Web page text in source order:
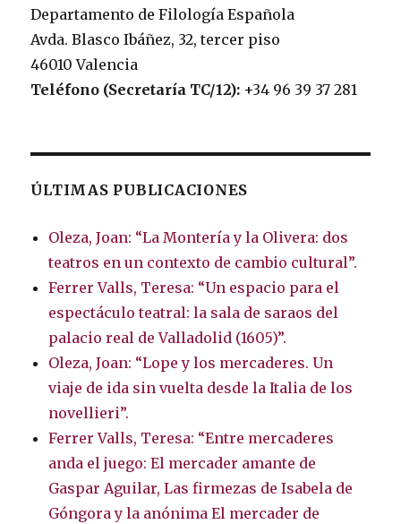
Departamento de Filología Española
Avda. Blasco Ibáñez, 32, tercer piso
46010 Valencia
Teléfono (Secretaría TC/12): +34 96 39 37 281
ÚLTIMAS PUBLICACIONES
Oleza, Joan: “La Montería y la Olivera: dos
teatros en un contexto de cambio cultural”.
Ferrer Valls, Teresa: “Un espacio para el
espectáculo teatral: la sala de saraos del
palacio real de Valladolid (1605)”.
Oleza, Joan: “Lope y los mercaderes. Un
viaje de ida sin vuelta desde la Italia de los
novellieri”.
Ferrer Valls, Teresa: “Entre mercaderes
anda el juego: El mercader amante de
Gaspar Aguilar, Las firmezas de Isabela de
Góngora y la anónima El mercader de